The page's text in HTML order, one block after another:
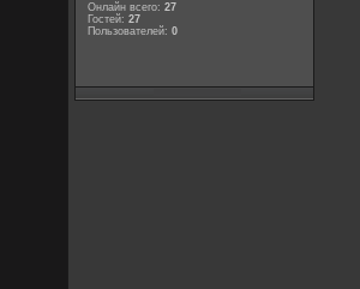
Онлайн всего:27
Гостей:27
Пользователей:0